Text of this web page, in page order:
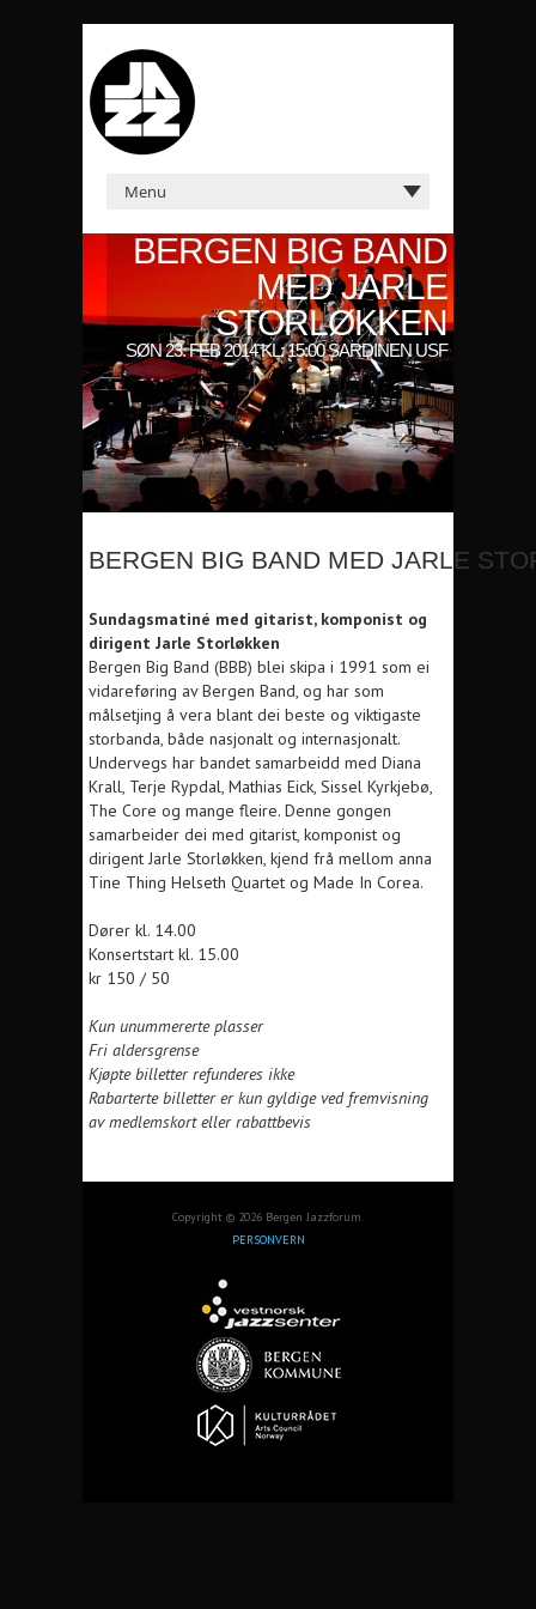
BERGEN BIG BAND
MED JARLE
STORLØKKEN
SØN 23. FEB 2014 KL: 15:00 SARDINEN USF
BERGEN BIG BAND MED JARLE
Sundagsmatiné med gitarist, komponist og
dirigent Jarle Storløkken
Bergen Big Band (BBB) blei skipa i 1991 som ei
vidareføring av Bergen Band, og har som
målsetjing å vera blant dei beste og viktigaste
storbanda, både nasjonalt og internasjonalt.
Undervegs har bandet samarbeidd med Diana
Krall, Terje Rypdal, Mathias Eick, Sissel Kyrkjebø,
The Core og mange fleire. Denne gongen
samarbeider dei med gitarist, komponist og
dirigent Jarle Storløkken, kjend frå mellom anna
Tine Thing Helseth Quartet og Made In Corea.
Dører kl. 14.00
Konsertstart kl. 15.00
kr 150 / 50
Kun unummererte plasser
Fri aldersgrense
Kjøpte billetter refunderes ikke
Rabarterte billetter er kun gyldige ved fremvisning
av medlemskort eller rabattbevis
Copyright © 2026 Bergen Jazzforum.
PERSONVERN